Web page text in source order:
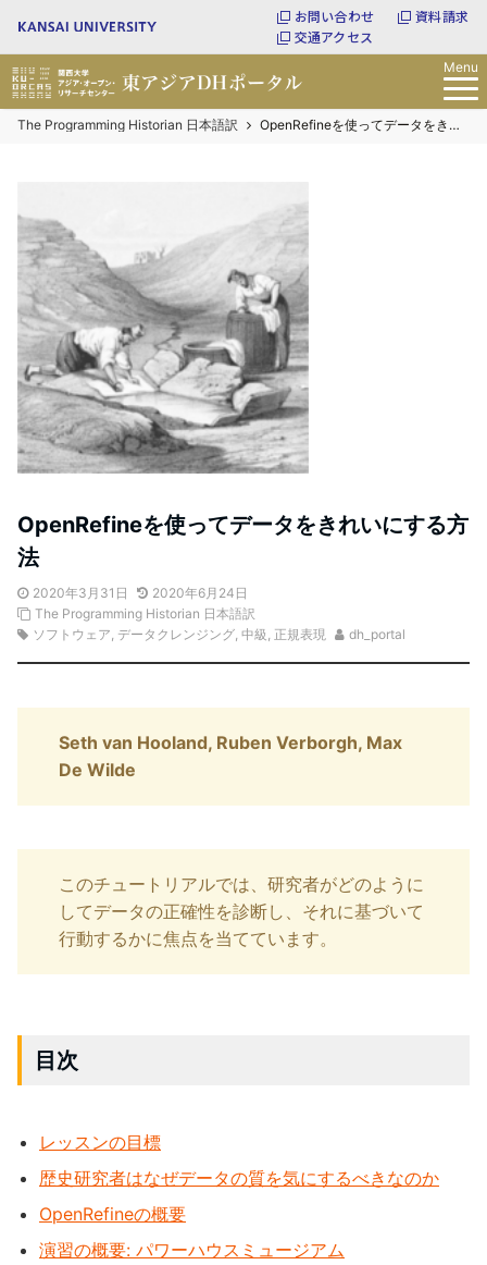
お問い合わせ
資料請求
交通アクセス
Menu
The Programming Historian 日本語訳 OpenRefineを使ってデータをきれいにする方法
OpenRefineを使ってデータをきれいにする方
法
2020年3月31日
2020年6月24日
The Programming Historian 日本語訳
ソフトウェア, データクレンジング, 中級 , 正規表現 dh_portal
Seth van Hooland, Ruben Verborgh, Max
De Wilde
このチュートリアルでは、研究者がどのように
してデータの正確性を診断し、それに基づいて
行動するかに焦点を当てています。
目次
レッスンの目標
歴史研究者はなぜデータの質を気にするべきなのか
OpenRefineの概要
演習の概要: パワーハウスミュージアム